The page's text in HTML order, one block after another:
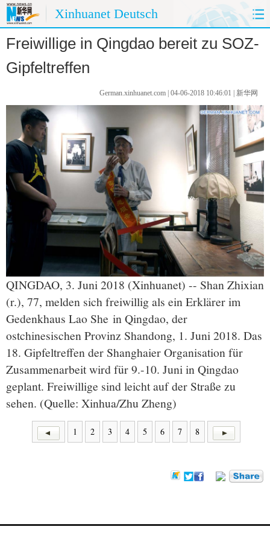
Xinhuanet Deutsch
HOME CHINA HEUTE
CHINA&DEUTSCHLAND
MEINUNG REISE
PANORAMA SPRACHKURS
FOTOS UMWELTSCHUTZ
KÜCHE
Freiwillige in Qingdao bereit zu SOZ-
Gipfeltreffen
German.xinhuanet.com | 04-06-2018 10:46:01 | 新华网
QINGDAO, 3. Juni 2018 (Xinhuanet) -- Shan Zhixian
(r.), 77, melden sich freiwillig als ein Erklärer im
Gedenkhaus Lao She in Qingdao, der
ostchinesischen Provinz Shandong, 1. Juni 2018. Das
18. Gipfeltreffen der Shanghaier Organisation für
Zusammenarbeit wird für 9.-10. Juni in Qingdao
geplant. Freiwillige sind leicht auf der Straße zu
sehen. (Quelle: Xinhua/Zhu Zheng)
1 2 3 4 5 6 7 8